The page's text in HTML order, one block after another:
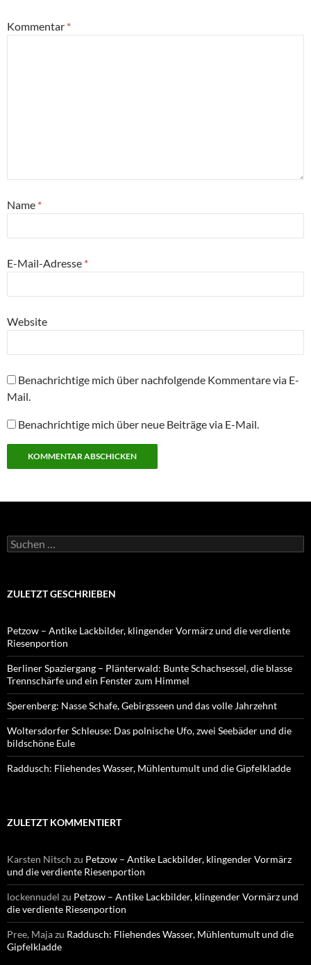
Kommentar *
Name *
E-Mail-Adresse *
Website
Benachrichtige mich über nachfolgende Kommentare via E-
Mail.
Benachrichtige mich über neue Beiträge via E-Mail.
Suchen
nach:
ZULETZT GESCHRIEBEN
Petzow – Antike Lackbilder, klingender Vormärz und die verdiente
Riesenportion
Berliner Spaziergang – Plänterwald: Bunte Schachsessel, die blasse
Trennschärfe und ein Fenster zum Himmel
Sperenberg: Nasse Schafe, Gebirgsseen und das volle Jahrzehnt
Woltersdorfer Schleuse: Das polnische Ufo, zwei Seebäder und die
bildschöne Eule
Raddusch: Fliehendes Wasser, Mühlentumult und die Gipfelkladde
ZULETZT KOMMENTIERT
Karsten Nitsch zu Petzow – Antike Lackbilder, klingender Vormärz
und die verdiente Riesenportion
lockennudel zu Petzow – Antike Lackbilder, klingender Vormärz und
die verdiente Riesenportion
Pree, Majazu Raddusch: Fliehendes Wasser, Mühlentumult und die
Gipfelkladde